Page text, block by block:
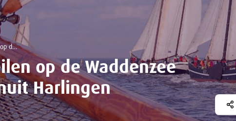
Harlingen
op de Waddenzee
Harlingen